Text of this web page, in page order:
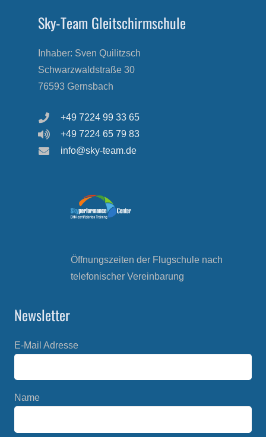
Sky-Team Gleitschirmschule
Inhaber: Sven Quilitzsch
Schwarzwaldstraße 30
76593 Gernsbach
+49 7224 99 33 65
+49 7224 65 79 83
info@sky-team.de
Öffnungszeiten der Flugschule nach
telefonischer Vereinbarung
Newsletter
E-Mail Adresse
Name